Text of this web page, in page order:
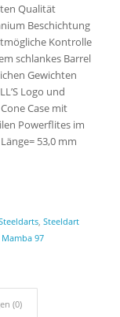
Qualität
Beschichtung
Kontrolle
schlankes Barrel
Gewichten
Logo und
Case mit
Powerflites im
53,0 mm
, Steeldart
Mamba 97
(0)